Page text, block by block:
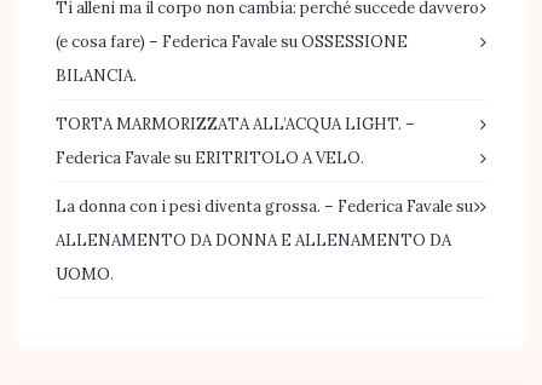
Ti alleni ma il corpo non cambia: perché succede davvero
(e cosa fare) – Federica FavalesuOSSESSIONE
BILANCIA.
TORTA MARMORIZZATA ALL’ACQUA LIGHT. –
Federica Favalesu ERITRITOLO A VELO.
La donna con i pesi diventa grossa. – Federica Favalesu
ALLENAMENTO DA DONNA E ALLENAMENTO DA
UOMO.